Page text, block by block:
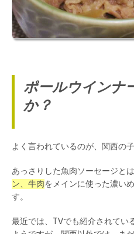
ポールウインナ
か？
よく言われているのが、関西の
あっさりした魚肉ソーセージとは
ン、牛肉をメインに使った濃い
す。
最近では、TVでも紹介されてい